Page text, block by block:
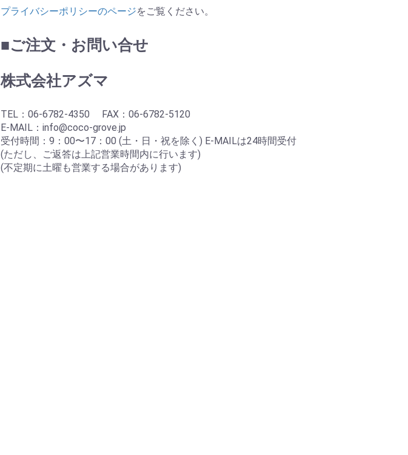
プライバシーポリシーのページをご覧ください。
■ご注文・お問い合せ
株式会社アズマ
TEL：06-6782-4350 FAX：06-6782-5120
E-MAIL：info@coco-grove.jp
受付時間：9：00〜17：00 (土・日・祝を除く) E-MAILは24時間受付
(ただし、ご返答は上記営業時間内に行います)
(不定期に土曜も営業する場合があります)